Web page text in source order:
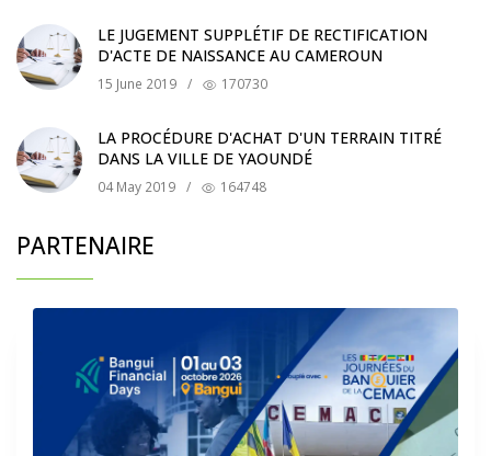
LE JUGEMENT SUPPLÉTIF DE RECTIFICATION
D'ACTE DE NAISSANCE AU CAMEROUN
15 June 2019 / 170730
LA PROCÉDURE D'ACHAT D'UN TERRAIN TITRÉ
DANS LA VILLE DE YAOUNDÉ
04 May 2019 / 164748
PARTENAIRE